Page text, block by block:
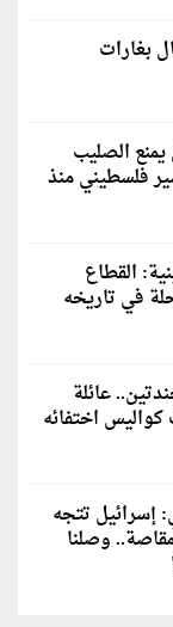
3 أطفال بغارات
الصليب
فلسطيني منذ
القطاع
في تاريخه
عائلة
كواليس اختفائه
إسرائيل تتجه
وصلنا